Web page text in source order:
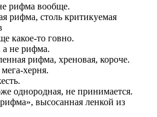
рифма вообще.
рифма, столь критикуемая
какое-то говно.
а не рифма.
рифма, хреновая, короче.
херня.
однородная, не принимается.
высосанная ленкой из